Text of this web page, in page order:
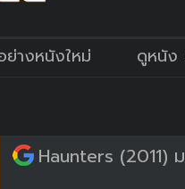
ย่างหนังใหม่ ดูหนัง
Haunters (2011)